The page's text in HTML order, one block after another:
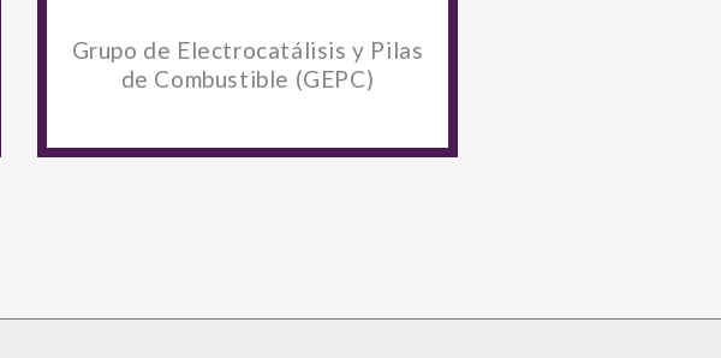
Grupo de Electrocatálisis y Pilas
de Combustible (GEPC)